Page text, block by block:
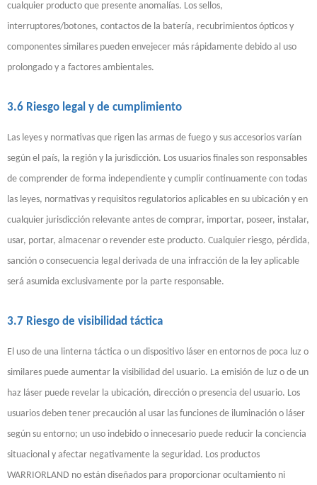
cualquier producto que presente anomalías. Los sellos,
interruptores/botones, contactos de la batería, recubrimientos ópticos y
componentes similares pueden envejecer más rápidamente debido al uso
prolongado y a factores ambientales.
3.6 Riesgo legal y de cumplimiento
Las leyes y normativas que rigen las armas de fuego y sus accesorios varían
según el país, la región y la jurisdicción. Los usuarios finales son responsables
de comprender de forma independiente y cumplir continuamente con todas
las leyes, normativas y requisitos regulatorios aplicables en su ubicación y en
cualquier jurisdicción relevante antes de comprar, importar, poseer, instalar,
usar, portar, almacenar o revender este producto. Cualquier riesgo, pérdida,
sanción o consecuencia legal derivada de una infracción de la ley aplicable
será asumida exclusivamente por la parte responsable.
3.7 Riesgo de visibilidad táctica
El uso de una linterna táctica o un dispositivo láser en entornos de poca luz o
similares puede aumentar la visibilidad del usuario. La emisión de luz o de un
haz láser puede revelar la ubicación, dirección o presencia del usuario. Los
usuarios deben tener precaución al usar las funciones de iluminación o láser
según su entorno; un uso indebido o innecesario puede reducir la conciencia
situacional y afectar negativamente la seguridad. Los productos
WARRIORLAND no están diseñados para proporcionar ocultamiento ni